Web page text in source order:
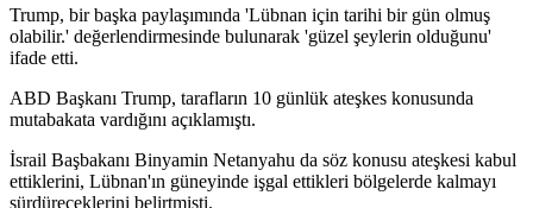
Trump, bir başka paylaşımında 'Lübnan için tarihi bir gün olmuş
olabilir.' değerlendirmesinde bulunarak 'güzel şeylerin olduğunu'
ifade etti.
ABD Başkanı Trump, tarafların 10 günlük ateşkes konusunda
mutabakata vardığını açıklamıştı.
İsrail Başbakanı Binyamin Netanyahu da söz konusu ateşkesi kabul
ettiklerini, Lübnan'ın güneyinde işgal ettikleri bölgelerde kalmayı
sürdüreceklerini belirtmişti.